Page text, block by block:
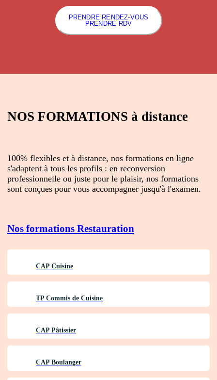
PRENDRE RENDEZ-VOUS
PRENDRE RDV
NOS FORMATIONS à distance
100% flexibles et à distance, nos formations en ligne
s'adaptent à tous les profils : en reconversion
professionnelle ou juste pour le plaisir, nos formations
sont conçues pour vous accompagner jusqu'à l'examen.
Nos formations Restauration
CAP Cuisine
TP Commis de Cuisine
CAP Pâtissier
CAP Boulanger